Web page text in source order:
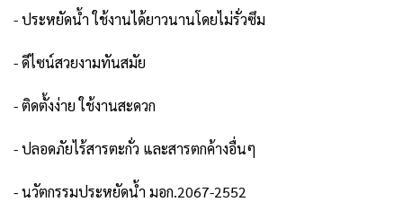
- ประหยัดน้ำ ใช้งานได้ยาวนานโดยไม่รั่วซึม
- ดีไซน์สวยงามทันสมัย
- ติดตั้งง่าย ใช้งานสะดวก
- ปลอดภัยไร้สารตะกั่ว และสารตกค้างอื่นๆ
- นวัตกรรมประหยัดน้ำ มอก.2067-2552